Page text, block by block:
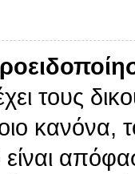
τους
κανόνα,